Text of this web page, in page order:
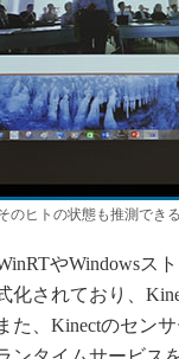
のヒトの状態も推測できる
やWindowsス
化されており、
た、Kinectのセン